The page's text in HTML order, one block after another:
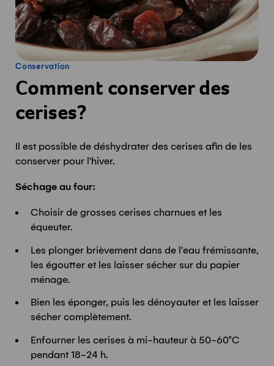
Conservation
Comment conserver des
cerises?
Il est possible de déshydrater des cerises afin de les
conserver pour l'hiver.
Séchage au four:
Choisir de grosses cerises charnues et les
équeuter.
Les plonger brièvement dans de l'eau frémissante,
les égoutter et les laisser sécher sur du papier
ménage.
Bien les éponger, puis les dénoyauter et les laisser
sécher complètement.
Enfourner les cerises à mi-hauteur à 50-60°C
pendant 18-24 h.